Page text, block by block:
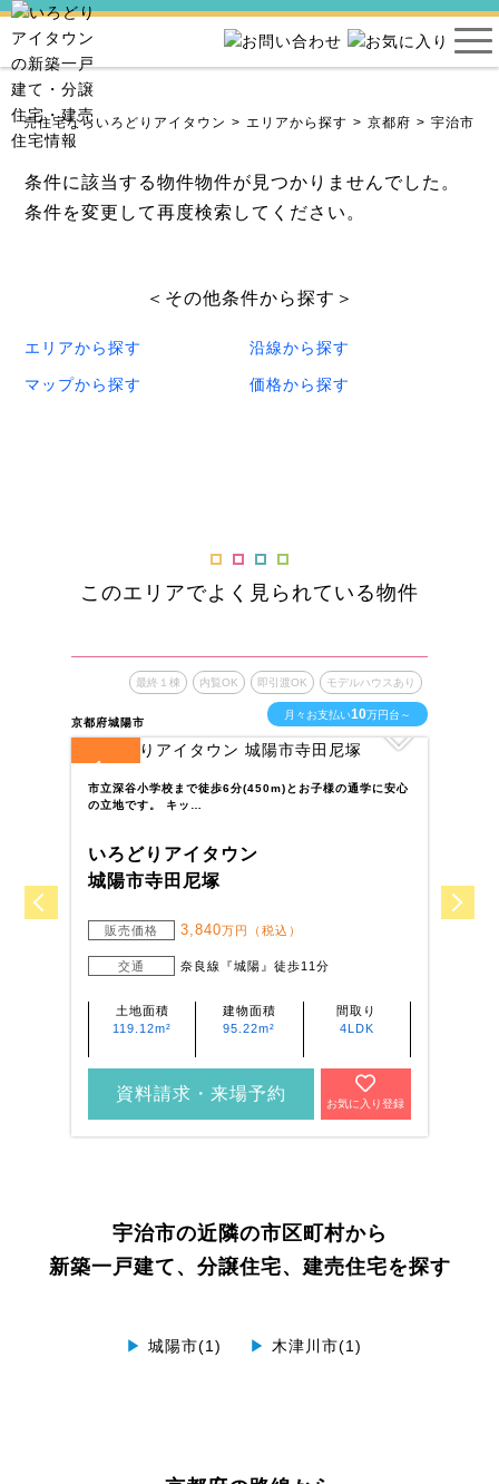
建売住宅ならいろどりアイタウン エリアから探す 京都府 宇治市
条件に該当する物件物件が見つかりませんでした。
条件を変更して再度検索してください。
＜その他条件から探す＞
エリアから探す 沿線から探す
マップから探す 価格から探す
このエリアでよく見られている物件
京都府城陽市
最終１棟 内覧OK 即引渡OK モデルハウスあり
月々お支払い10万円台～
1
市立深谷小学校まで徒歩6分(450m)とお子様の通学に安心
の立地です。 キッ…
いろどりアイタウン
城陽市寺田尼塚
販売価格 3,840万円（税込）
交通 奈良線『城陽』徒歩11分
土地面積
119.12m²
建物面積
95.22m²
間取り
4LDK
資料請求・来場予約
お気に入り登録
宇治市の近隣の市区町村から
新築一戸建て、分譲住宅、建売住宅を探す
▶ 城陽市(1) ▶ 木津川市(1)